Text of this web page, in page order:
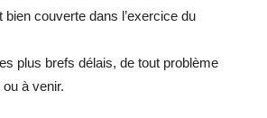
bien couverte dans l’exercice du
plus brefs délais, de tout problème
à venir.